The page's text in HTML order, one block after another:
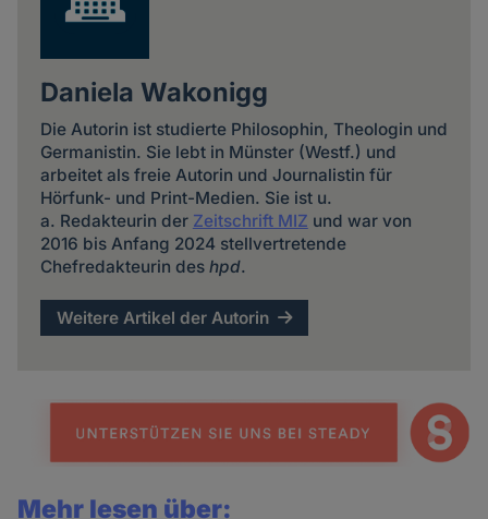
Daniela Wakonigg
Die Autorin ist studierte Philosophin, Theologin und
Germanistin. Sie lebt in Münster (Westf.) und
arbeitet als freie Autorin und Journalistin für
Hörfunk- und Print-Medien. Sie ist u.
a. Redakteurin der Zeitschrift MIZ und war von
2016 bis Anfang 2024 stellvertretende
Chefredakteurin des hpd.
Weitere Artikel der Autorin
Mehr lesen über: